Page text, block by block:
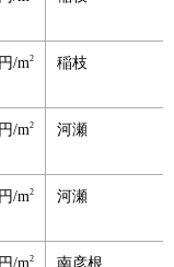
/m2 稲枝
/m2 河瀬
/m2 河瀬
/m2 南彦根